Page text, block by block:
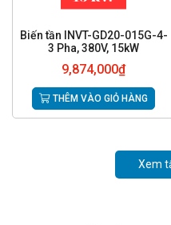
Biến tần INVT-GD20-015G-4-
3 Pha, 380V, 15kW
9,874,000₫
THÊM VÀO GIỎ HÀNG
Xem